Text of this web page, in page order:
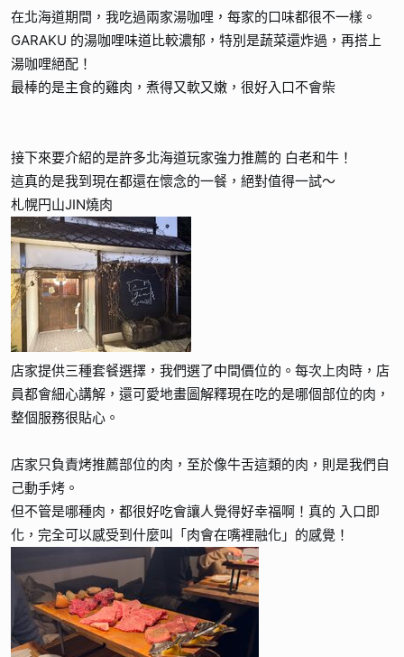
在北海道期間，我吃過兩家湯咖哩，每家的口味都很不一樣。
GARAKU 的湯咖哩味道比較濃郁，特別是蔬菜還炸過，再搭上
湯咖哩絕配！
最棒的是主食的雞肉，煮得又軟又嫩，很好入口不會柴
接下來要介紹的是許多北海道玩家強力推薦的 白老和牛！
這真的是我到現在都還在懷念的一餐，絕對值得一試～
札幌円山JIN燒肉
店家提供三種套餐選擇，我們選了中間價位的。每次上肉時，店
員都會細心講解，還可愛地畫圖解釋現在吃的是哪個部位的肉，
整個服務很貼心。
店家只負責烤推薦部位的肉，至於像牛舌這類的肉，則是我們自
己動手烤。
但不管是哪種肉，都很好吃會讓人覺得好幸福啊！真的 入口即
化，完全可以感受到什麼叫「肉會在嘴裡融化」的感覺！